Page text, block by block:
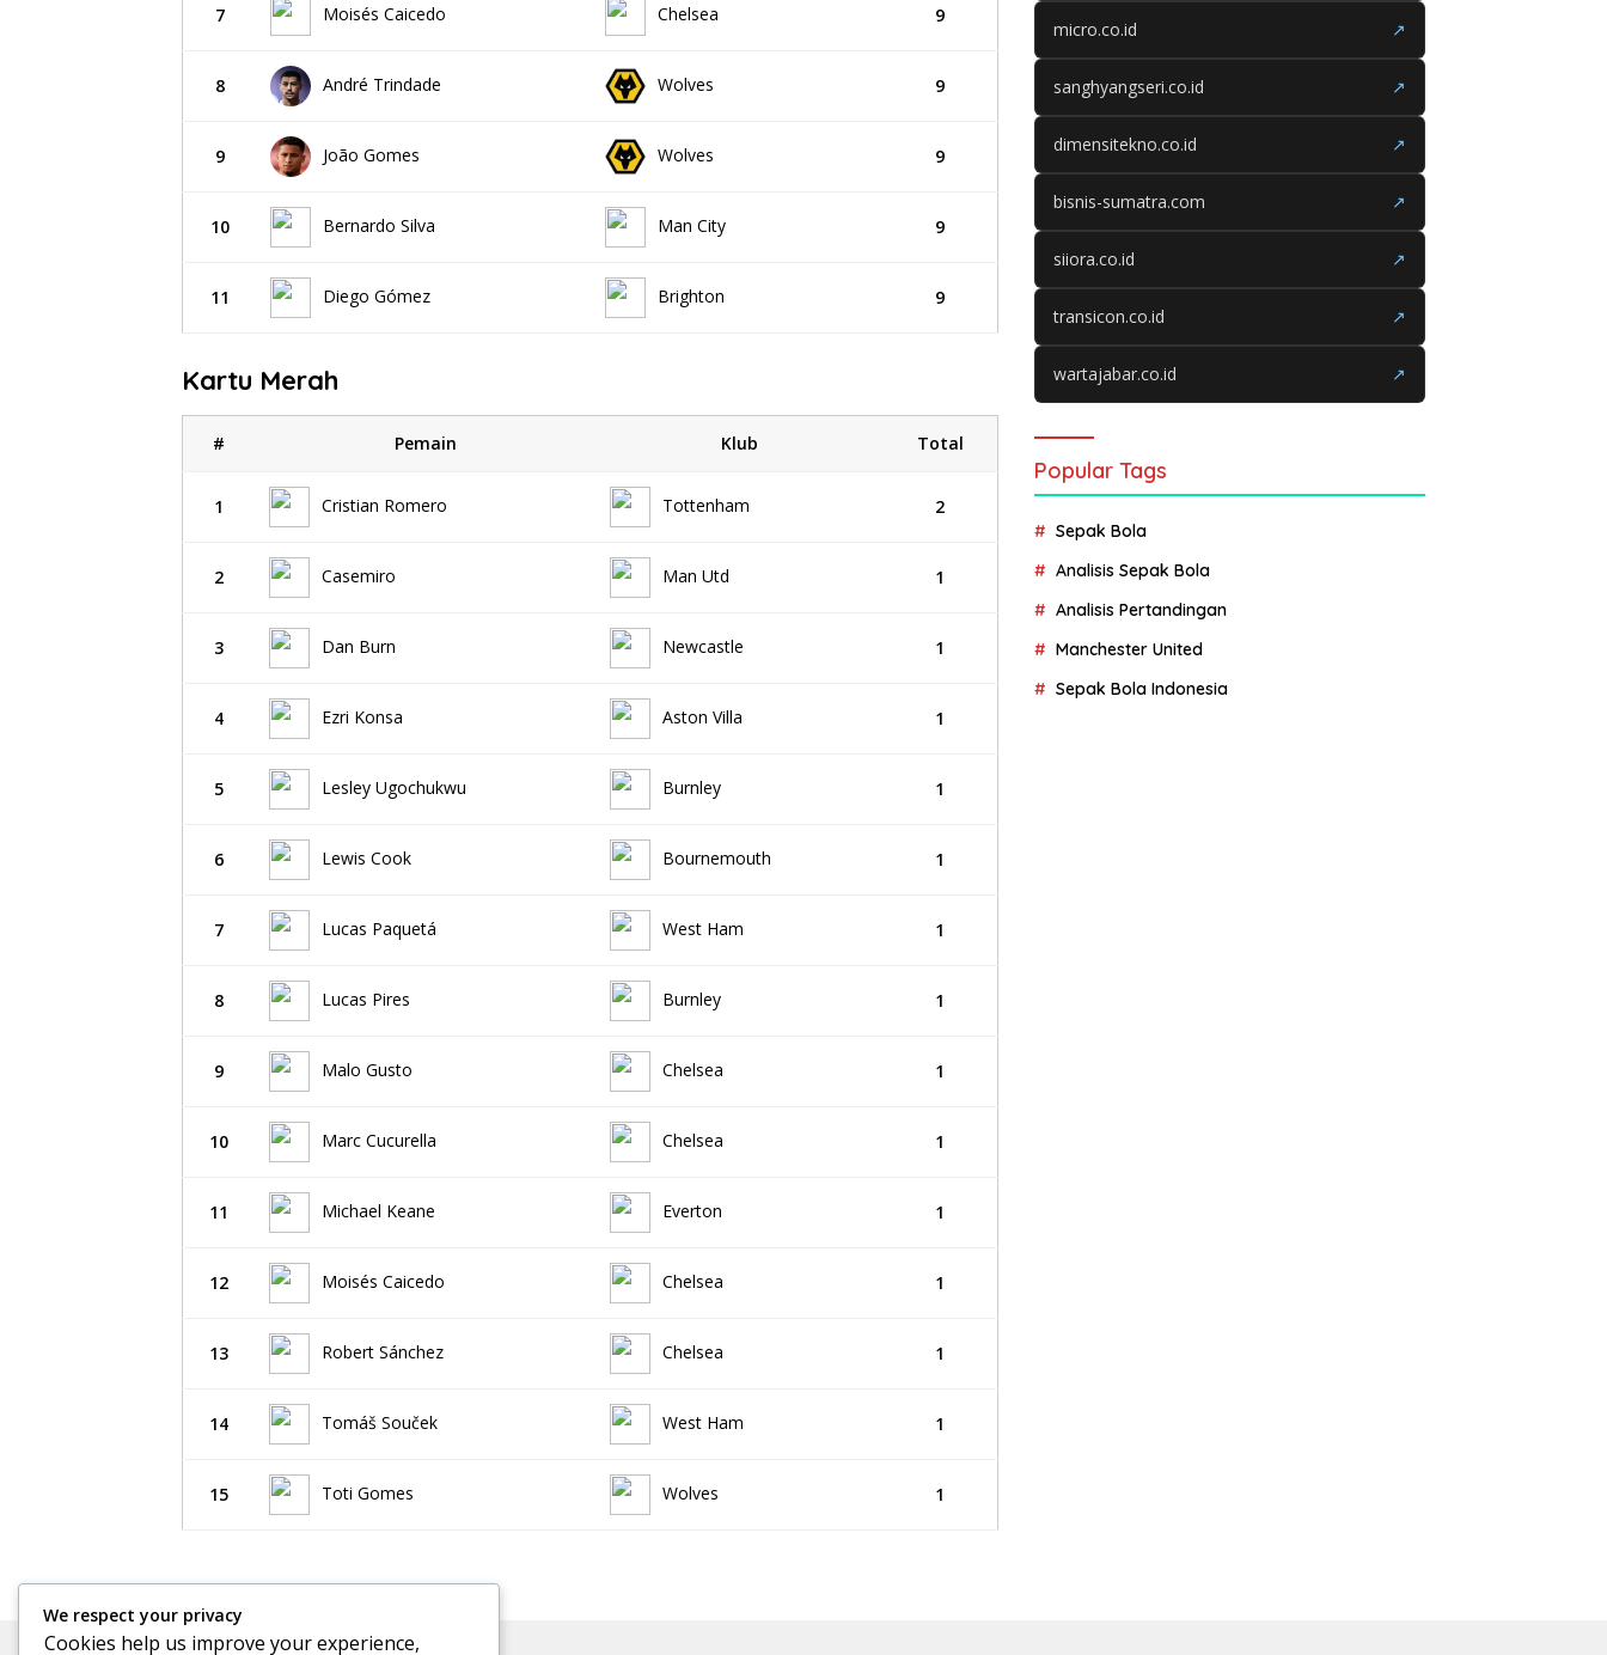
7 Moisés Caicedo Chelsea 9
8 André Trindade Wolves 9
9 João Gomes Wolves 9
10 Bernardo Silva Man City 9
11 Diego Gómez Brighton 9
Kartu Merah
# Pemain Klub Total
1 Cristian Romero Tottenham 2
2 Casemiro Man Utd 1
3 Dan Burn Newcastle 1
4 Ezri Konsa Aston Villa 1
5 Lesley Ugochukwu Burnley 1
6 Lewis Cook Bournemouth 1
7 Lucas Paquetá West Ham 1
8 Lucas Pires Burnley 1
9 Malo Gusto Chelsea 1
10 Marc Cucurella Chelsea 1
11 Michael Keane Everton 1
12 Moisés Caicedo Chelsea 1
13 Robert Sánchez Chelsea 1
14 Tomáš Souček West Ham 1
15 Toti Gomes Wolves 1
micro.co.id ↗
sanghyangseri.co.id ↗
dimensitekno.co.id ↗
bisnis-sumatra.com ↗
siiora.co.id ↗
transicon.co.id ↗
wartajabar.co.id ↗
Popular Tags
Sepak Bola
Analisis Sepak Bola
Analisis Pertandingan
Manchester United
Sepak Bola Indonesia
We respect your privacy
Cookies help us improve your experience,